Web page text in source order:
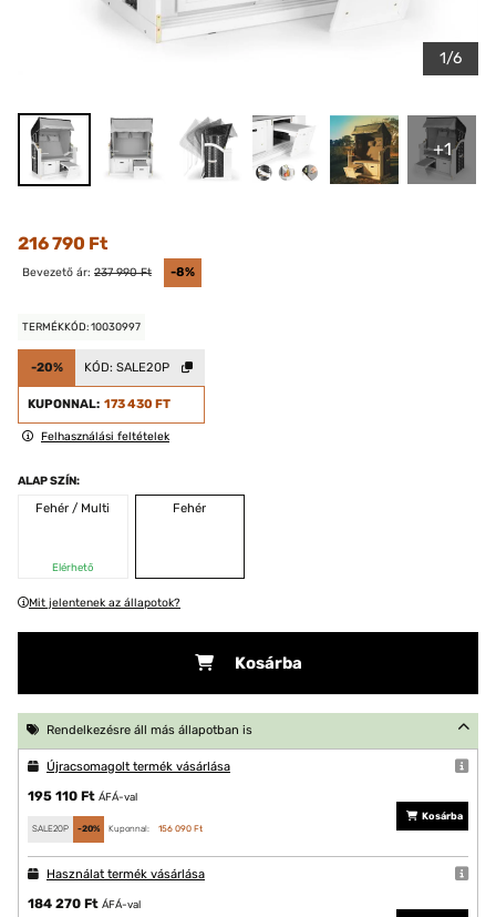
1/6
+1
216 790 Ft
Bevezető ár: 237 990 Ft -8%
TERMÉKKÓD: 10030997
-20% KÓD: SALE20P
KUPONNAL: 173 430 FT
Felhasználási feltételek
ALAP SZÍN:
Fehér / Multi
Elérhető
Fehér
Mit jelentenek az állapotok?
Kosárba
Rendelkezésre áll más állapotban is
Újracsomagolt termék vásárlása
195 110 Ft ÁFÁ-val
SALE20P -20% Kuponnal: 156 090 Ft
Kosárba
Használat termék vásárlása
184 270 Ft ÁFÁ-val